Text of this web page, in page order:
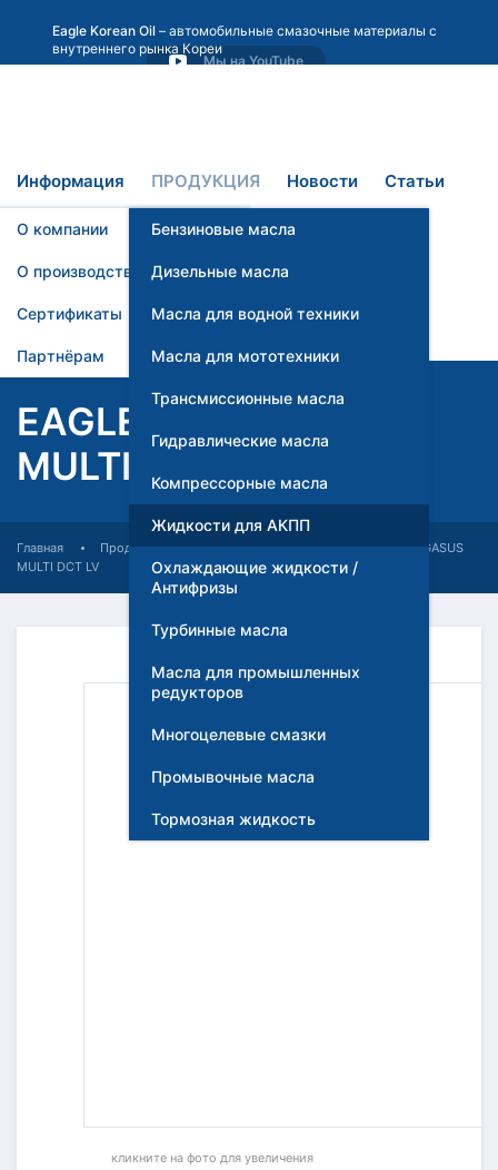
Eagle Korean Oil – автомобильные смазочные материалы с
внутреннего рынка Кореи
Мы на YouTube
Информация
О компании
О производстве
Сертификаты
Партнёрам
ПРОДУКЦИЯ
Бензиновые масла
Дизельные масла
Масла для водной техники
Масла для мототехники
Трансмиссионные масла
Гидравлические масла
Компрессорные масла
Жидкости для АКПП
Охлаждающие жидкости /
Антифризы
Турбинные масла
Масла для промышленных
редукторов
Многоцелевые смазки
Промывочные масла
Тормозная жидкость
Новости Статьи
Контакты
EAGLE PEGASUS
MULTI DCT LV
Главная Продукция Жидкости для АКПП
EAGLE PEGASUS
MULTI DCT LV
кликните на фото для увеличения